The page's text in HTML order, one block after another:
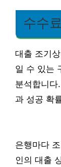
수수
대출 조기
일 수 있는
분석합니
과 성공 확
은행마다
인의 대출